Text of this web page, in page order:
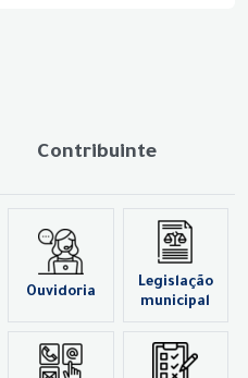
Contribuinte
Ouvidoria
Legislação
municipal